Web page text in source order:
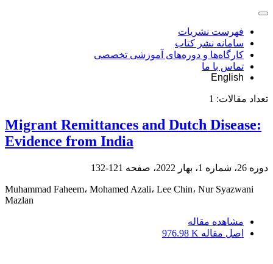
فهرست نشریات
سامانه نشر کتاب
کارگاه‌ها و دوره‌های آموزشی تخصصی
تماس با ما
English
تعداد مقالات: 1
Migrant Remittances and Dutch Disease:
Evidence from India
دوره 26، شماره 1، بهار 2022، صفحه 121-132
Muhammad Faheem، Mohamed Azali، Lee Chin، Nur Syazwani
Mazlan
مشاهده مقاله
اصل مقاله 976.98 K